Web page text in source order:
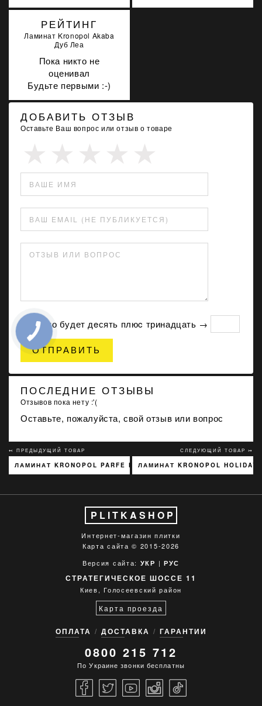
РЕЙТИНГ
Ламинат Kronopol Akaba
Дуб Леа
Пока никто не
оценивал
Будьте первыми :-)
ДОБАВИТЬ ОТЗЫВ
Оставьте Ваш вопрос или отзыв о товаре
ВАШЕ ИМЯ
ВАШ EMAIL (НЕ ПУБЛИКУЕТСЯ)
ОТЗЫВ ИЛИ ВОПРОС
Сколько будет дeсять плюc тринадцать →
ОТПРАВИТЬ
ПОСЛЕДНИЕ ОТЗЫВЫ
Отзывов пока нету :'(
Оставьте, пожалуйста, свой отзыв или вопрос
↢ ПРЕДЫДУЩИЙ ТОВАР
ЛАМИНАТ KRONOPOL PARFE FLOOR NARROW 4V ГОРІХ
СЛЕДУЮЩИЙ ТОВАР ↣
ЛАМИНАТ KRONOPOL
PLITKASHOP
Интернет-магазин плитки
Карта сайта © 2015-2026
Версия сайта: УКР | РУС
СТРАТЕГИЧЕСКОЕ ШОССЕ 11
Киев, Голосеевский район
Карта проезда
ОПЛАТА ДОСТАВКА ГАРАНТИИ
0800 215 712
По Украине звонки бесплатны